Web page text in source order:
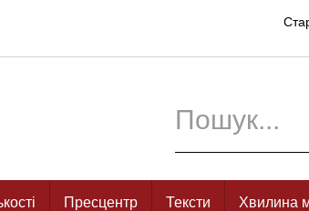
Пресцентр Тексти Хвилина